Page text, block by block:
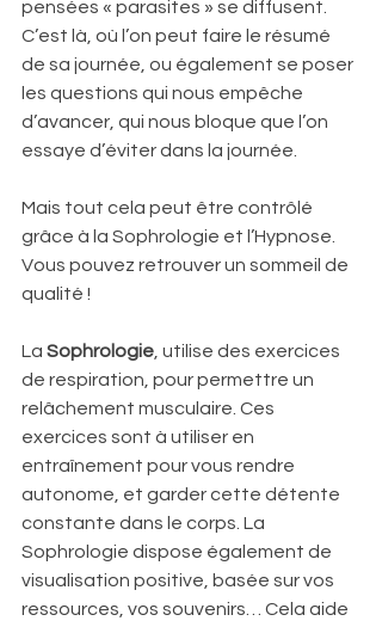
pensées « parasites » se diffusent.
C’est là, où l’on peut faire le résumé
de sa journée, ou également se poser
les questions qui nous empêche
d’avancer, qui nous bloque que l’on
essaye d’éviter dans la journée.
Mais tout cela peut être contrôlé
grâce à la Sophrologie et l’Hypnose.
Vous pouvez retrouver un sommeil de
qualité !
La Sophrologie , utilise des exercices
de respiration, pour permettre un
relâchement musculaire. Ces
exercices sont à utiliser en
entraînement pour vous rendre
autonome, et garder cette détente
constante dans le corps. La
Sophrologie dispose également de
visualisation positive, basée sur vos
ressources, vos souvenirs… Cela aide